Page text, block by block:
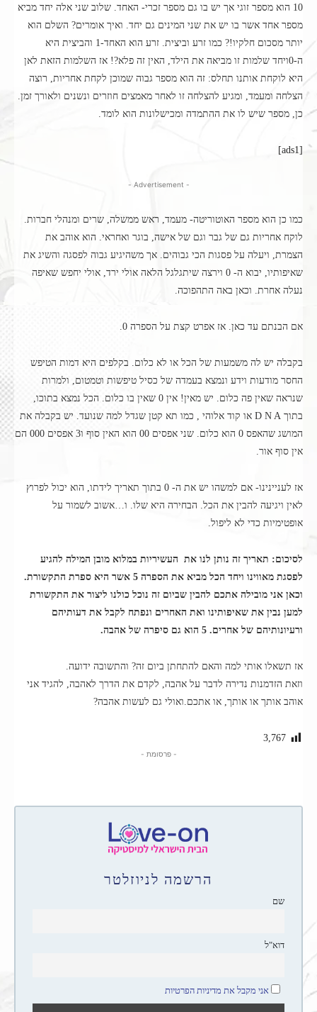
10 הוא מספר זוגי אך יש בו גם מספר זכרי- האחד. שלוב שני אלה יחד מביא
מספר אחד אשר בו יש את שני המינים גם יחד. ואיך אומרים? השלם הוא
יותר מסכום חלקיו!? כמו זרע וביצית. זרע הוא האחד-1 והביצית היא
ה-0ויחד שלמות זו מביאה את הילד, האין זה פלא?! אז השלמות הזאת לאן
היא לוקחת אותנו תחלס: זה הוא מספר גבוה שמוכן לקחת אחריות, רוצה
הצלחה ומעמד, ומגיע להצלחה זו לאחר מאמצים חוזרים ונשנים ולאורך זמן.
כן, מספר שיש לו את ההתמדה ומכישלונות הוא לומד.
[ads1]
- Advertisement -
כמו כן הוא מספר האוטוריטה- מעמד, ראש ממשלה, שרים ומנהלי חברות.
לוקח אחריות גם של גבר וגם של אישה, בוגר ואחראי. הוא אוהב את
הצמרת, ויעלה על פסגות הכי גבוהים. אך משהיגיע גבוה לפסגה והשיג את
שאיפותיו, יבוא ה- 0 וירצה שיתגלגל הלאה אולי ירד, אולי יחפש שאיפה
נעלה אחרת. וכאן באה התהפוכה.
אם הבנתם עד כאן. אז אפרט קצת על הספרה 0.
בקבלה יש לה משמעות של הכל או לא כלום. בקלפים היא דמות הטיפש
החסר מודעות וידע ונמצא בעמדה של כסיל טיפשות וטמטום, ולמרות
שנראה שאין פה כלום. יש מאין! אין 0 שאין בו כלום. הכל נמצא בתוכו,
בתוך D N A או קוד אלוהי , כמו תא קטן שגדל למה שנועד. יש בקבלה את
המושג שהאפס 0 הוא כלום. שני אפסים 00 הוא האין סוף ו3 אפסים 000 הם
אין סוף אור.
אז לעניינינו- אם למשהו יש את ה- 0 בתוך תאריך לידתו, הוא יכול לפרוץ
לאין ויגיעה להבין את הכל. הבחירה היא שלו. ו…אשוב לשמור על
אופטימיות כדי לא ליפול.
לסיכום: תאריך זה נותן לנו את העשיריות במלוא מובן המילה להגיע
לפסגת מאווינו ויחד הכל מביא את הספרה 5 אשר היא ספרת התקשורת.
וכאן אני מובילה אתכם להבין שביום זה נוכל כולנו ליצור את התקשורת
למען נבין את שאיפותינו ואת האחרים ונפתח לקבל את דעותיהם
ורעיונותיהם של אחרים. 5 הוא גם סיפרה של אהבה.
אז תשאלו אותי למה והאם להתחתן ביום זה? והתשובה ידועה.
וזאת הזדמנות נדירה לדבר על אהבה, לקדם את הדרך לאהבה, להגיד אני
אוהב אותך או אותך, או אתכם.ואולי גם לעשות אהבה?
3,767
- פרסומת -
הרשמה לניוזלטר
שם
דוא"ל
אני מקבל את מדיניות הפרטיות